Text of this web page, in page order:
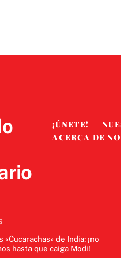
¡ÚNETE!
ACERCA DE
«Cucarachas» de India: ¡no
hasta que caiga Modi!